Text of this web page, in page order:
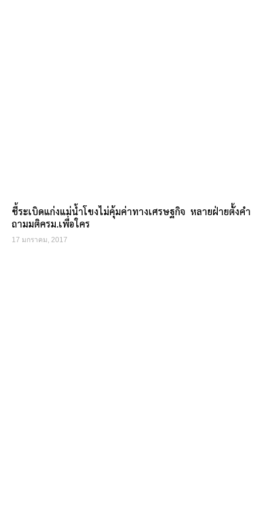
ชี้ระเบิดแก่งแม่น้ำโขงไม่คุ้มค่าทางเศรษฐกิจ หลายฝ่ายตั้งคำ
ถามมติครม.เพื่อใคร
17 มกราคม, 2017